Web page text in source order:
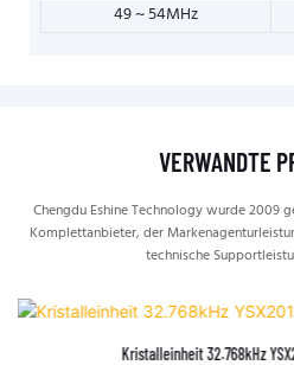
49 ~ 54MHz
VERWANDTE
Chengdu Eshine Technology wurde 2009
Komplettanbieter, der
technische
Kristalleinheit 32.768kHz